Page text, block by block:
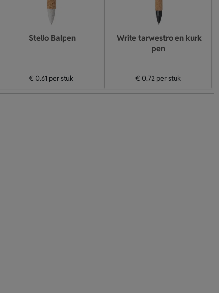
Stello Balpen
€ 0.61 per stuk
Write tarwestro en kurk
pen
€ 0.72 per stuk